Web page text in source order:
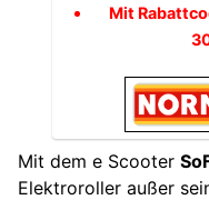
Mit
Mit dem e Scooter
Elektroroller außer